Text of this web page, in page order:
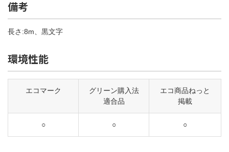
備考
長さ:8m、黒文字
環境性能
エコマーク
グリーン購入法
適合品
エコ商品ねっと
掲載
○ ○ ○